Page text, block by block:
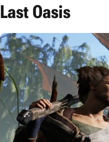
Last Oasis